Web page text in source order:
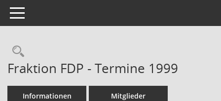
Toggle navigation
Rechercheauswahl
Fraktion FDP - Termine 1999
Informationen Mitglieder